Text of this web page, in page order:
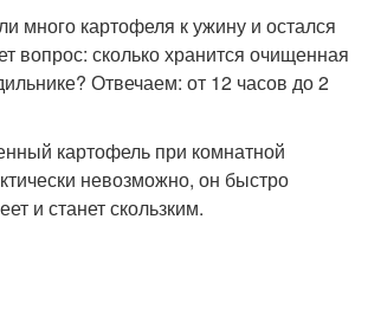
много картофеля к ужину и остался
вопрос: сколько хранится очищенная
Отвечаем: от 12 часов до 2
картофель при комнатной
невозможно, он быстро
и станет скользким.